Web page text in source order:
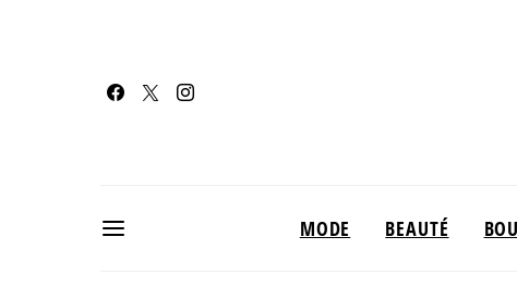
MODE BEAUTÉ